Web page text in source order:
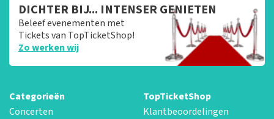
DICHTER BIJ... INTENSER GENIETEN
Beleef evenementen met
Tickets van TopTicketShop!
Zo werken wij
Categorieën
Concerten
TopTicketShop
Klantbeoordelingen